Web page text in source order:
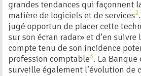
grandes tendances qui façonnent
matière de logiciels et de services2
jugé opportun de placer cette
sur son écran radar» et d’en suivre
compte tenu de son incidence
profession comptable3. La Banque
surveille également l’évolution de